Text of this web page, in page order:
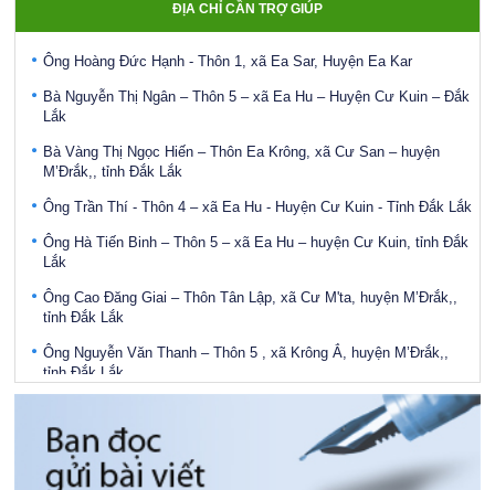
trào "Tết Nhân Ái" năm 2023: 10.000.000đ
7.Ngân Hàng Vietinbank ủng hộ Phong trào "Tết Nhân Ái" năm
2023: 5.000.000đ
8.Bảo hiểm xã hội tỉnh ủng hộ Phong trào "Tết Nhân Ái" năm 2023:
5.000.000đ
Điều động, bổ nhiệm bà Ayun H’Hương giữ chức vụ Phó Giám đốc
Sở Lao động - Thương binh và Xã hội
Công bố Quyết định bổ nhiệm Phó Giám đốc Sở Lao động,
Thương binh và Xã hội tỉnh Đắk Lắk
Phát động Chiến dịch “Chung sức vì đồng bào miền bắc khắc phục
hậu quả bão số 3"
Khai mạc Hội trại thanh niên, tình nguyện viên Chữ thập đỏ toàn
quốc lần thứ VI
1.Ngân hàng Vietcomban Đắk Lắk ủng hộ Phong trào "Tết Nhân
2.Ngân Hàng Chính sách Đắk Lắk ủng hộ Phong trào "Tết Nhân Ái"
năm 2023: 50.000.000đ
ĐỊA CHỈ CẦN TRỢ GIÚP
Ông Hoàng Đức Hạnh - Thôn 1, xã Ea Sar, Huyện Ea Kar
Lắk
M’Đrắk,, tỉnh Đắk Lắk
Ông Trần Thí - Thôn 4 – xã Ea Hu - Huyện Cư Kuin - Tỉnh Đắk Lắk
Ông Hà Tiến Binh – Thôn 5 – xã Ea Hu – huyện Cư Kuin, tỉnh Đắk
Lắk
Ông Cao Đăng Giai – Thôn Tân Lập, xã Cư M'ta, huyện M’Đrắk,,
tỉnh Đắk Lắk
Ông Nguyễn Văn Thanh – Thôn 5 , xã Krông Ắ, huyện M’Đrắk,,
tỉnh Đắk Lắk
Bà Đinh Thị Mai – Thôn Đắk Phú, xã Cư Prao, huyện M’Đrắk,, tỉnh
Ông Hoàng Đức Hạnh - Thôn 1, xã Ea Sar, Huyện Ea Kar
Bà Nguyễn Thị Ngân – Thôn 5 – xã Ea Hu – Huyện Cư Kuin – Đắk